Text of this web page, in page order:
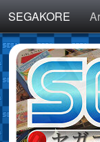
SEGAKORE